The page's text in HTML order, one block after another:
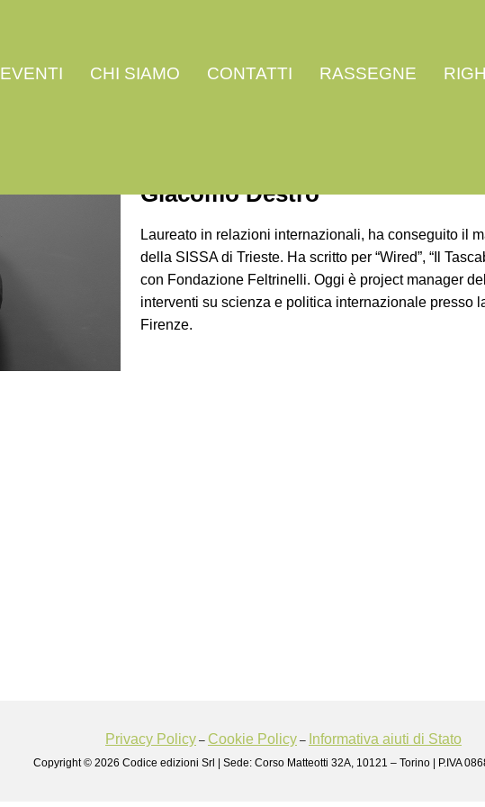
EVENTI CHI SIAMO CONTATTI RASSEGNE
Giacomo Destro
Laureato in relazioni internazionali, ha conseguito il
della SISSA di Trieste. Ha scritto per “Wired”, “Il
con Fondazione Feltrinelli. Oggi è project manager
interventi su scienza e politica internazionale presso
Firenze.
Privacy Policy – Cookie Policy – Informativa aiuti di Stato
Copyright © 2026 Codice edizioni Srl | Sede: Corso Matteotti 32A, 10121 – Torino | P.IVA